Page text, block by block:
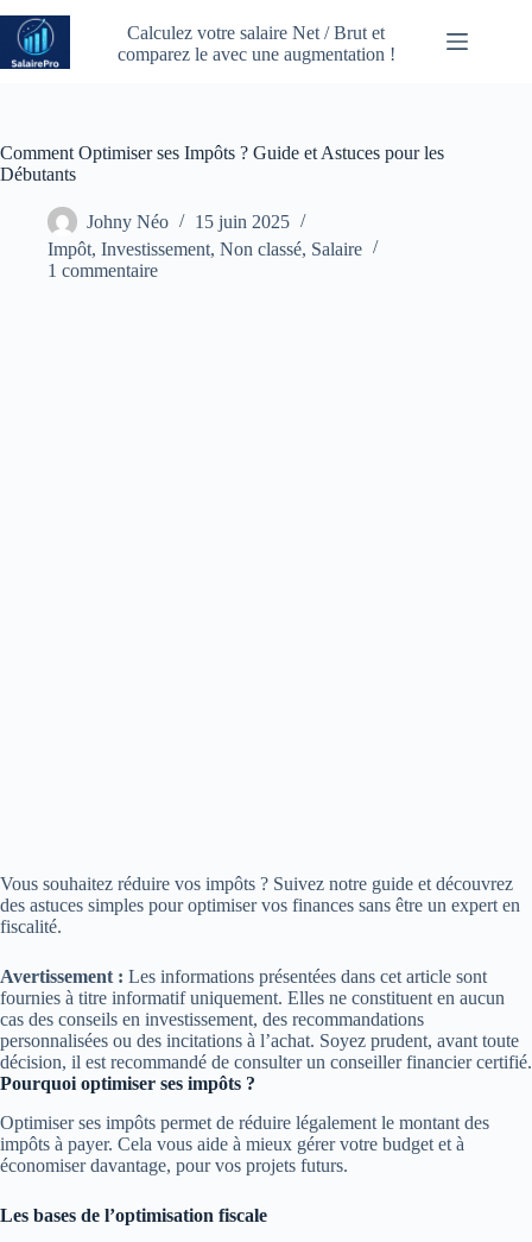
contenu
Calculez votre salaire Net / Brut et
comparez le avec une augmentation !
Comment Optimiser ses Impôts ? Guide et Astuces pour les
Débutants
Johny Néo
15 juin 2025
Impôt, Investissement, Non classé, Salaire
1 commentaire
Vous souhaitez réduire vos impôts ? Suivez notre guide et découvrez
des astuces simples pour optimiser vos finances sans être un expert en
fiscalité.
Avertissement : Les informations présentées dans cet article sont
fournies à titre informatif uniquement. Elles ne constituent en aucun
cas des conseils en investissement, des recommandations
personnalisées ou des incitations à l’achat. Soyez prudent, avant toute
décision, il est recommandé de consulter un conseiller financier certifié.
Pourquoi optimiser ses impôts ?
Optimiser ses impôts permet de réduire légalement le montant des
impôts à payer. Cela vous aide à mieux gérer votre budget et à
économiser davantage, pour vos projets futurs.
Les bases de l’optimisation fiscale